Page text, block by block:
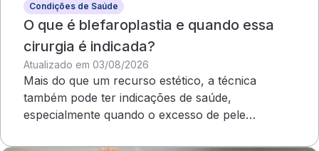
Condições de Saúde
O que é blefaroplastia e quando essa
cirurgia é indicada?
Atualizado em 03/08/2026
Mais do que um recurso estético, a técnica
também pode ter indicações de saúde,
especialmente quando o excesso de pele